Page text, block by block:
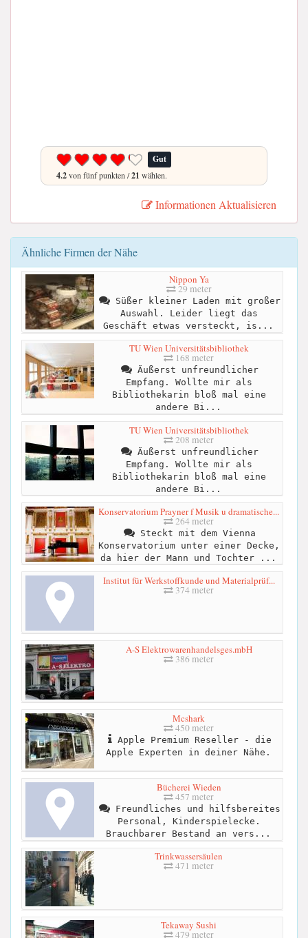
Gut
4.2von fünf punkten /21 wählen.
Informationen Aktualisieren
Ähnliche Firmen der Nähe
Nippon Ya
29 meter
Süßer kleiner Laden mit großer
Auswahl. Leider liegt das
Geschäft etwas versteckt, is...
TU Wien Universitätsbibliothek
168 meter
Äußerst unfreundlicher
Empfang. Wollte mir als
Bibliothekarin bloß mal eine
andere Bi...
TU Wien Universitätsbibliothek
208 meter
Äußerst unfreundlicher
Empfang. Wollte mir als
Bibliothekarin bloß mal eine
andere Bi...
Konservatorium Prayner f Musik u dramatische...
264 meter
Steckt mit dem Vienna
Konservatorium unter einer Decke,
da hier der Mann und Tochter ...
Institut für Werkstoffkunde und Materialprüf...
374 meter
A-S Elektrowarenhandelsges.mbH
386 meter
Mcshark
450 meter
Apple Premium Reseller - die
Apple Experten in deiner Nähe.
Bücherei Wieden
457 meter
Freundliches und hilfsbereites
Personal, Kinderspielecke.
Brauchbarer Bestand an vers...
Trinkwassersäulen
471 meter
Tekaway Sushi
479 meter